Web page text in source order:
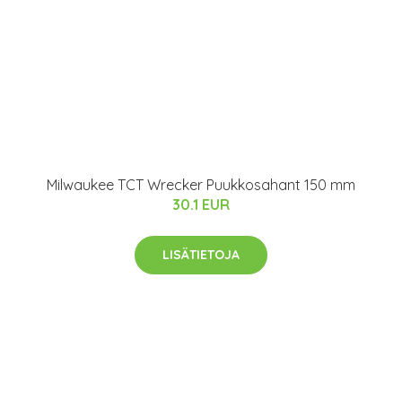
Milwaukee TCT Wrecker Puukkosahant 150 mm
30.1 EUR
LISÄTIETOJA